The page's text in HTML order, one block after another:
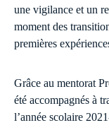
une vigilance et un
moment des
premières
Grâce au mentorat
été accompagnés à
l’année scolaire